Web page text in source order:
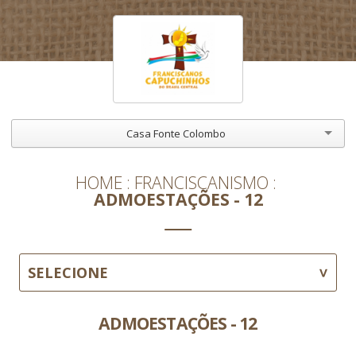
Casa Fonte Colombo
HOME FRANCISCANISMO
ADMOESTAÇÕES - 12
SELECIONE
ADMOESTAÇÕES - 12